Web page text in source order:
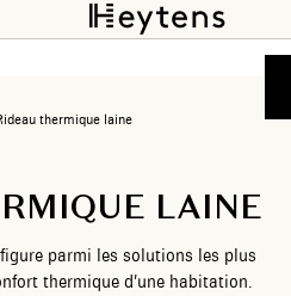
thermique laine
LAINE
parmi les solutions les plus
thermique d’une habitation.